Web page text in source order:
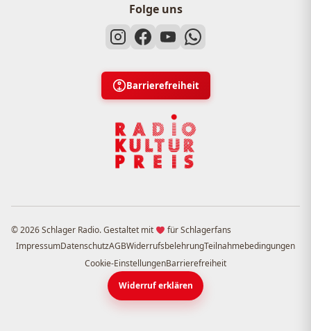
Folge uns
Barrierefreiheit
© 2026 Schlager Radio. Gestaltet mit
für Schlagerfans
ImpressumDatenschutzAGBWiderrufsbelehrungTeilnahmebedingungen
Cookie-EinstellungenBarrierefreiheit
Widerruf erklären